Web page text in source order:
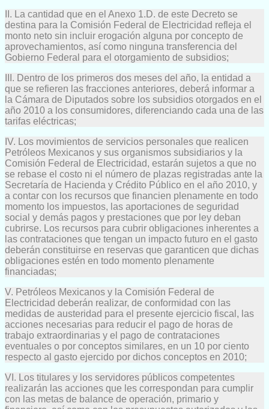
II. La cantidad que en el Anexo 1.D. de este Decreto se
destina para la Comisión Federal de Electricidad refleja el
monto neto sin incluir erogación alguna por concepto de
aprovechamientos, así como ninguna transferencia del
Gobierno Federal para el otorgamiento de subsidios;
III. Dentro de los primeros dos meses del año, la entidad a
que se refieren las fracciones anteriores, deberá informar a
la Cámara de Diputados sobre los subsidios otorgados en el
año 2010 a los consumidores, diferenciando cada una de las
tarifas eléctricas;
IV. Los movimientos de servicios personales que realicen
Petróleos Mexicanos y sus organismos subsidiarios y la
Comisión Federal de Electricidad, estarán sujetos a que no
se rebase el costo ni el número de plazas registradas ante la
Secretaría de Hacienda y Crédito Público en el año 2010, y
a contar con los recursos que financien plenamente en todo
momento los impuestos, las aportaciones de seguridad
social y demás pagos y prestaciones que por ley deban
cubrirse. Los recursos para cubrir obligaciones inherentes a
las contrataciones que tengan un impacto futuro en el gasto
deberán constituirse en reservas que garanticen que dichas
obligaciones estén en todo momento plenamente
financiadas;
V. Petróleos Mexicanos y la Comisión Federal de
Electricidad deberán realizar, de conformidad con las
medidas de austeridad para el presente ejercicio fiscal, las
acciones necesarias para reducir el pago de horas de
trabajo extraordinarias y el pago de contrataciones
eventuales o por conceptos similares, en un 10 por ciento
respecto al gasto ejercido por dichos conceptos en 2010;
VI. Los titulares y los servidores públicos competentes
realizarán las acciones que les correspondan para cumplir
con las metas de balance de operación, primario y